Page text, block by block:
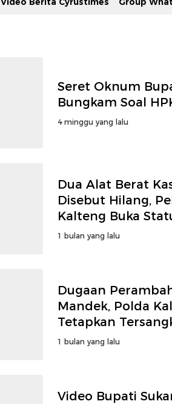
Seret Oknum
Bungkam Soal
4 minggu yang lalu
Dua Alat Berat
Disebut Hilang,
Kalteng Buka
1 bulan yang lalu
Dugaan
Mandek, Polda
Tetapkan
1 bulan yang lalu
Video Bupati